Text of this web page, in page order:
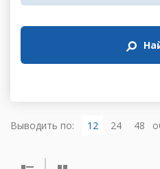
Выводить по: 12 24 48